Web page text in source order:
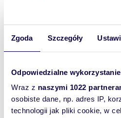
Zgoda Szczegóły
Odpowiedzialne
Wraz z naszymi 1022
osobiste dane, np. adres IP,
technologii jak pliki cookie, w
1 1
2 3